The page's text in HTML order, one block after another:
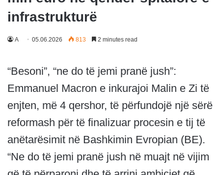
infrastrukturë
A 05.06.2026 813 2 minutes read
“Besoni”, “ne do të jemi pranë jush”:
Emmanuel Macron e inkurajoi Malin e Zi të
enjten, më 4 qershor, të përfundojë një sërë
reformash për të finalizuar procesin e tij të
anëtarësimit në Bashkimin Evropian (BE).
“Ne do të jemi pranë jush në muajt në vijim